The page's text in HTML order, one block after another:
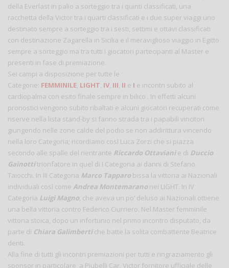
della Everlast in palio a sorteggio tra i quinti classificati, una
racchetta della Victor tra i quarti classificati e i due super viaggi uno
destinato sempre a sorteggio tra i sesti, settimi e ottavi classificati
con destinazione Zagarella in Sicilia e il meraviglioso viaggio in Egitto
sempre a sorteggio ma tra tutti i giocatori partecipanti al Master e
presenti in fase di premiazione.
Sei campi a disposizione per tutte le
Categorie: FEMMINILE, LIGHT, IV, III, II e I e incontri subito al
cardiopalma con esito finale sempre in bilico . In effetti alcuni
pronostici vengono subito ribaltati e alcuni giocatori recuperati come
riserve nella lista stand-by si fanno strada tra i papabili vincitori
giungendo nelle zone calde del podio se non addirittura vincendo
nella loro Categoria; ricordiamo così Luca Zorzi che si piazza
secondo alle spalle del rientrante Riccardo Ottavianie di Duccio
Gainottitrionfatore in quel di I Categoria ai danni di Stefano
Taiocchi. In III Categoria Marco Tapparo bissa la vittoria ai Nazionali
individuali così come Andrea Montemarano nei LIGHT. In IV
Categoria Luigi Magno, che aveva un po’ deluso ai Nazionali ottiene
una bella vittoria contro Federico Ciurriero. Nel Master femminile
vittoria stoica, dopo un infortunio nel primo incontro disputato, da
parte di Chiara Galimbertiche batte la solita combattente Beatrice
denti.
Alla fine di tutti gli incontri premiazioni per tutti e ringraziamento gli
sponsor in particolare a Piubelli Car, Victor fornitore ufficiale delle